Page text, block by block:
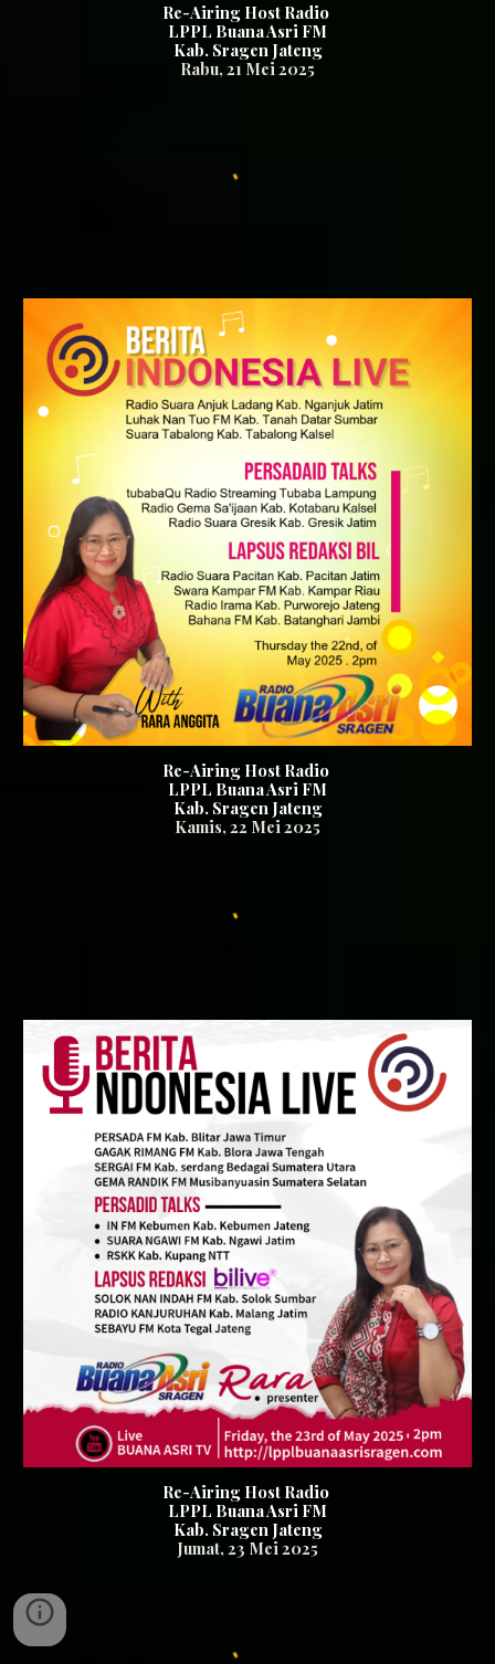
Re-Airing Host Radio
LPPL Buana Asri FM
Kab. Sragen Jateng
Rabu,21 Mei 2025
Re-Airing Host Radio
LPPL Buana Asri FM
Kab. Sragen Jateng
Kamis,22 Mei 2025
Re-Airing Host Radio
LPPL Buana Asri FM
Kab. Sragen Jateng
Jumat, 23 Mei 2025